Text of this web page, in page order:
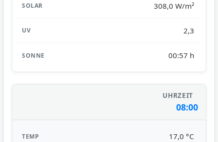
308,0 W/m²
2,3
00:57 h
08:00
17,0 °C